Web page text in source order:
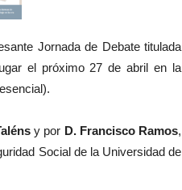
Jornada de Debate titulada
el próximo 27 de abril en la
y por D. Francisco Ramos,
Social de la Universidad de